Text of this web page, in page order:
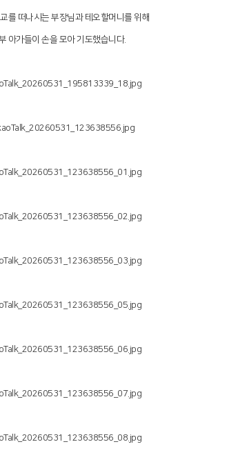
를 떠나시는 부장님과 테오할머니를 위해
아가들이 손을 모아 기도했습니다.